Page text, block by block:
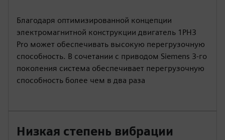
Благодаря оптимизированной концепции
электромагнитной конструкции двигатель 1PH3
Pro может обеспечивать высокую перегрузочную
способность. В сочетании с приводом Siemens 3-го
поколения система обеспечивает перегрузочную
способность более чем в два раза
Низкая степень вибрации